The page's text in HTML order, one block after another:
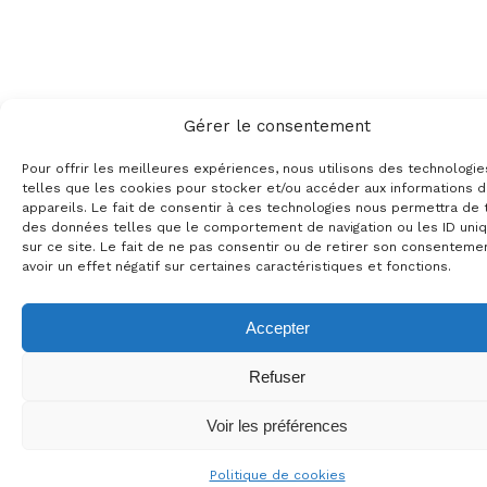
Gérer le consentement
Pour offrir les meilleures expériences, nous utilisons des
telles que les cookies pour stocker et/ou accéder aux informations
appareils. Le fait de consentir à ces technologies nous permettra de
des données telles que le comportement de navigation ou les ID
sur ce site. Le fait de ne pas consentir ou de retirer son
avoir un effet négatif sur certaines caractéristiques et fonctions.
Accepter
Refuser
Voir les préférences
Politique de cookies